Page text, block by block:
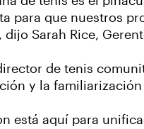
para que nuestros
dijo Sarah Rice,
de tenis
y la
está aquí para